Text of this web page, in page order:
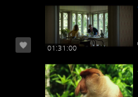
01:31:00